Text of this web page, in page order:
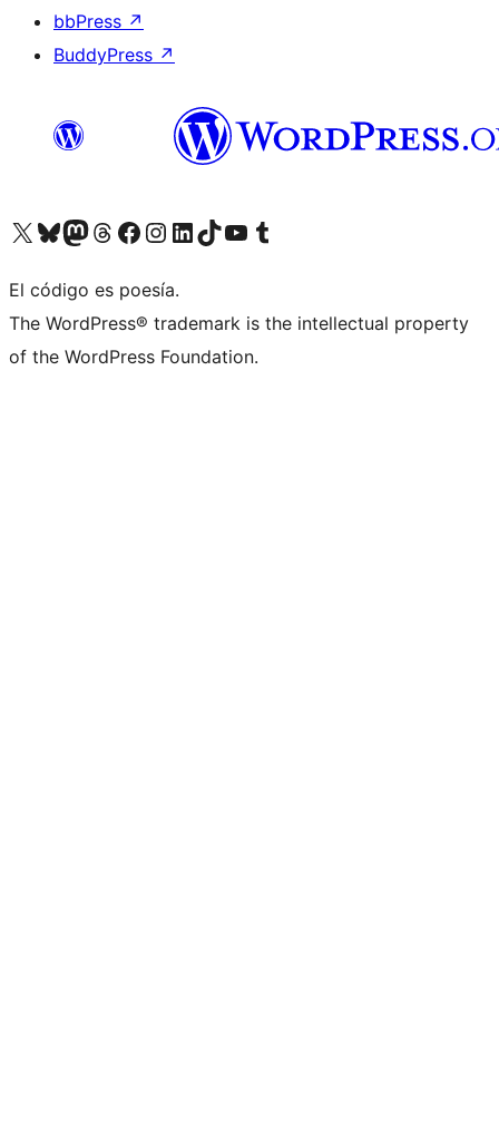
bbPress ↗
BuddyPress ↗
Visita nuestra cuenta de X (anteriormente Twitter)
Visita nuestra cuenta de Bluesky
Visita nuestra cuenta de Mastodon
Visita nuestra cuenta de Threads
Visita nuestra página de Facebook
Visita nuestra cuenta de Instagram
Visita nuestra cuenta de LinkedIn
Visita nuestra cuenta de TikTok
Visita nuestro canal de YouTube
Visita nuestra cuenta de Tumblr
El código es poesía.
The WordPress® trademark is the intellectual property
of the WordPress Foundation.